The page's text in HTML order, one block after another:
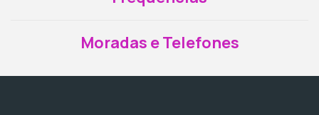
Moradas e Telefones